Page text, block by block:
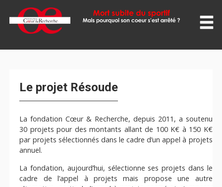
ACCUEIL
VIDÉOS
EVÉNEMENTS
PRESSE
AMBASSADEURS
Le projet Résoude
La fondation Cœur & Recherche, depuis 2011, a soutenu
30 projets pour des montants allant de 100 K€ à 150 K€
par projets sélectionnés dans le cadre d’un appel à projets
annuel.
La fondation, aujourd’hui, sélectionne ses projets dans le
cadre de l’appel à projets mais propose une autre